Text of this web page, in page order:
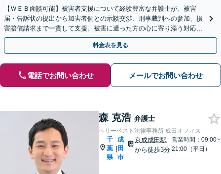
【ＷＥＢ面談可能】被害者支援について経験豊富な弁護士が、被害
届・告訴状の提出から加害者側との示談交渉、刑事裁判への参加、損
害賠償請求まで一貫して支援。被害に遭った方の心に寄り添う対応を
徹底しています。一人で抱え込まず、まずはご相談ください。
料金表を見る
電話でお問い合わせ メールでお問い合わせ
森 克浩 弁護士
ベリーベスト法律事務所 成田オフィス
千
葉
県
|
成
田
市
京成成田駅
から徒歩3分
営業時間：09:00~
21:00（平日）